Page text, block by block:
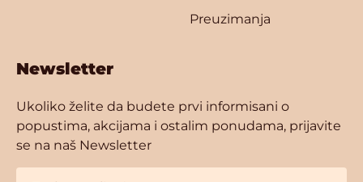
Preuzimanja
Newsletter
Ukoliko želite da budete prvi informisani o
popustima, akcijama i ostalim ponudama, prijavite
se na naš Newsletter